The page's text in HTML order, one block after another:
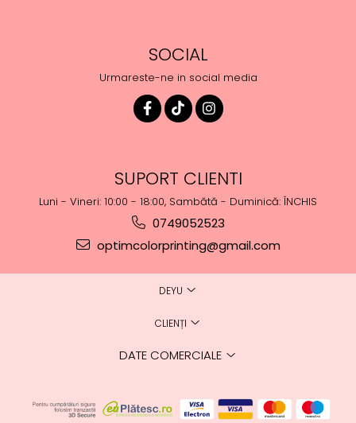
SOCIAL
Urmareste-ne in social media
SUPORT CLIENTI
Luni - Vineri: 10:00 - 18:00, Sambătă - Duminică: ÎNCHIS
0749052523
optimcolorprinting@gmail.com
DEYU
CLIENȚI
DATE COMERCIALE